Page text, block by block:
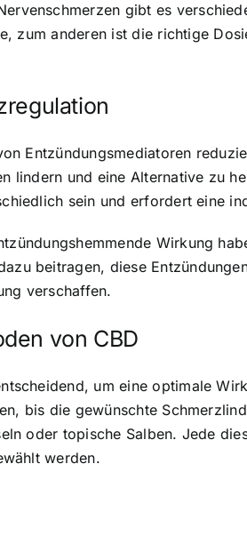
gibt es
zum anderen ist die richtige
Entzündungsmediatoren
lindern und eine Alternative zu
sein und erfordert eine
Wirkung
beitragen, diese
verschaffen.
von CBD
um eine optimale
bis die gewünschte
oder topische Salben. Jede
werden.